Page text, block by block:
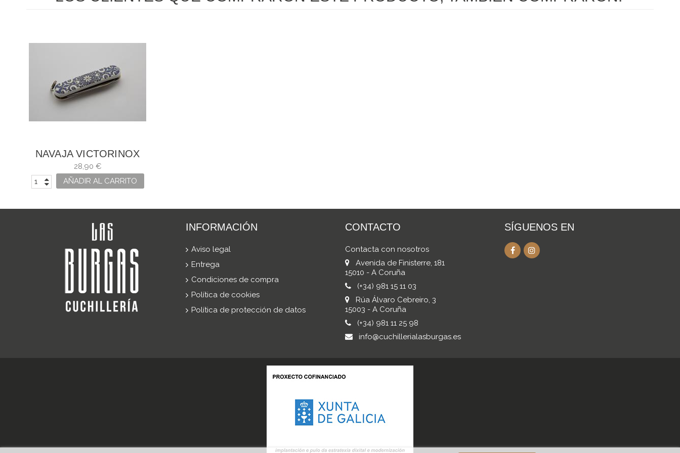
NAVAJA VICTORINOX
MOSAICO ALHAMBRA
28,90 €
AÑADIR AL CARRITO
INFORMACIÓN
Aviso legal
Entrega
Condiciones de compra
Política de cookies
Política de protección de datos
CONTACTO
Contacta con nosotros
Avenida de Finisterre, 181
15010 - A Coruña
(+34) 981 15 11 03
Rúa Álvaro Cebreiro, 3
15003 - A Coruña
(+34) 981 11 25 98
info@cuchillerialasburgas.es
SÍGUENOS EN